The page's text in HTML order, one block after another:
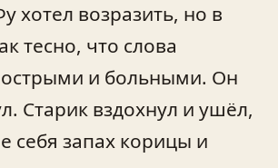
хотел возразить, но в
тесно, что слова
острыми и больными. Он
Старик вздохнул и ушёл,
себя запах корицы и